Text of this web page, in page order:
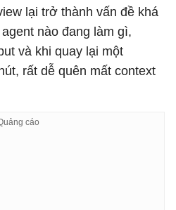
lại trở thành vấn đề khá
nào đang làm gì,
và khi quay lại một
rất dễ quên mất context